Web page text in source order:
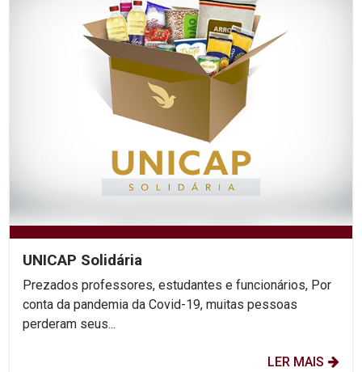
UNICAP Solidária
Prezados professores, estudantes e funcionários, Por
conta da pandemia da Covid-19, muitas pessoas
perderam seus...
LER MAIS